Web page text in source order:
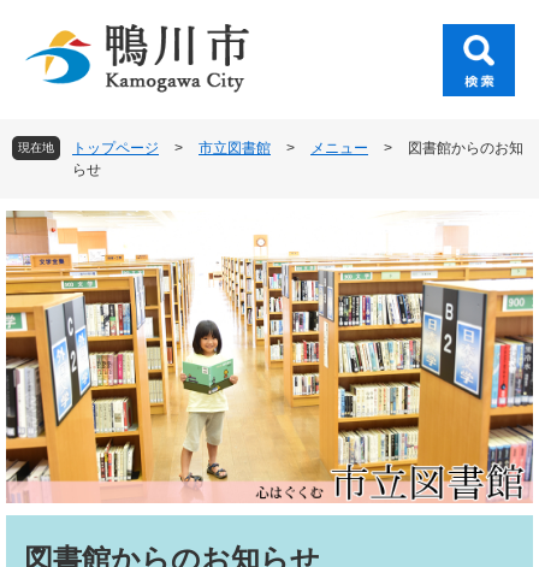
頭
で
。
飛
ば
て
本
文
へ
現在地 トップページ > 市立図書館 > メニュー >
図書館からのお知
らせ
図書館からのお知らせ